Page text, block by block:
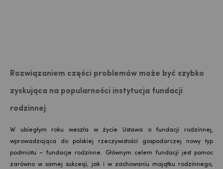
Rozwiązaniem części problemów może być szybko
zyskująca na popularności instytucja fundacji
rodzinnej
W ubiegłym roku weszła w życie Ustawa o fundacji rodzinnej,
wprowadzająca do polskiej rzeczywistości gospodarczej nowy typ
podmiotu – fundacje rodzinne. Głównym celem fundacji jest pomoc
zarówno w samej sukcesji, jak i w zachowaniu majątku rodzinnego,